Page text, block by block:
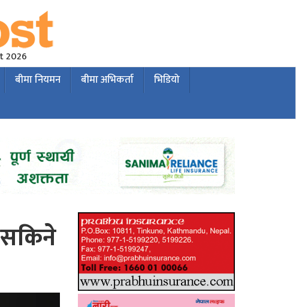
2026
बीमा नियमन बीमा अभिकर्ता
भिडियो